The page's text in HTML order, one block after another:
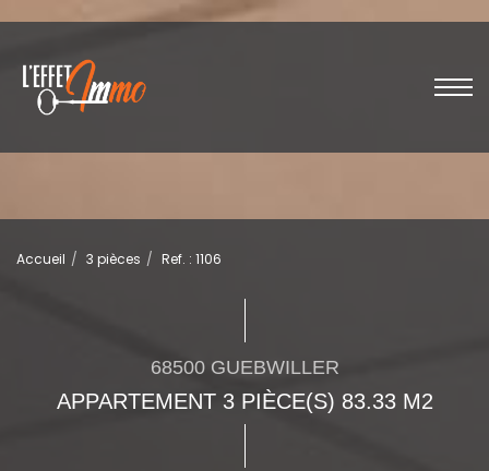
Accueil 3 pièces Ref. : 1106
68500 GUEBWILLER
APPARTEMENT 3 PIÈCE(S) 83.33 M2